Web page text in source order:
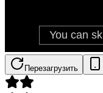
Перезагрузить